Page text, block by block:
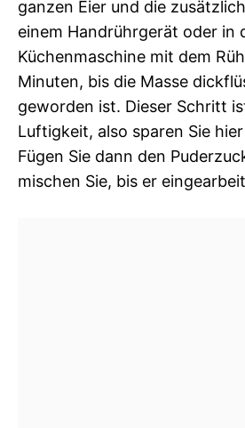
ganzen Eier und die
einem Handrührgerät oder in
Küchenmaschine mit dem
Minuten, bis die Masse
geworden ist. Dieser Schritt
Luftigkeit, also sparen Sie
Fügen Sie dann den
mischen Sie, bis er